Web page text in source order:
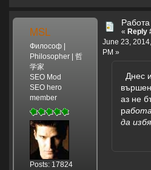
MSL
Философ |
Philosopher | 哲
学家
SEO Mod
SEO hero
member
Posts: 17824
Работа
« Reply
June 23,
PM »
Днес
аз не
р
да